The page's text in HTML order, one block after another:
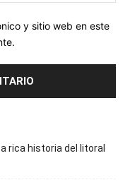
y sitio web en este
rica historia del litoral